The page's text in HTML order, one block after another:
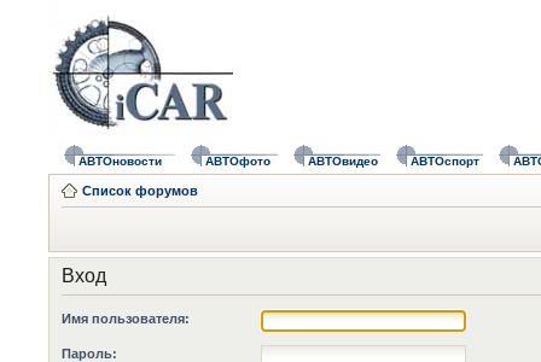
АВТОновости АВТОфото АВТОвидео АВТОспорт
Список форумов
Вход
Имя пользователя:
Пароль: